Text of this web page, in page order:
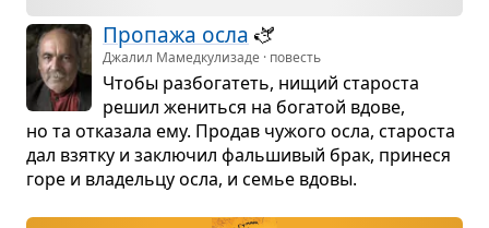
Про­пажа осла 🫏
Джалил Мамедкулизаде · повесть
Чтобы раз­бо­га­теть, нищий ста­ро­ста
решил жениться на бога­той вдове,
но та отка­зала ему. Про­дав чужого осла, ста­ро­ста
дал взятку и заклю­чил фаль­ши­вый брак, при­неся
горе и вла­дельцу осла, и семье вдовы.